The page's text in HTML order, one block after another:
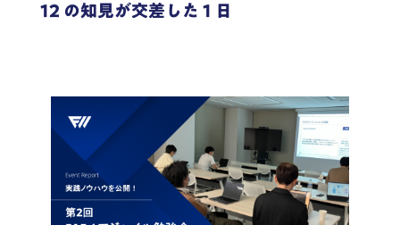
12 の知見が交差した 1 日